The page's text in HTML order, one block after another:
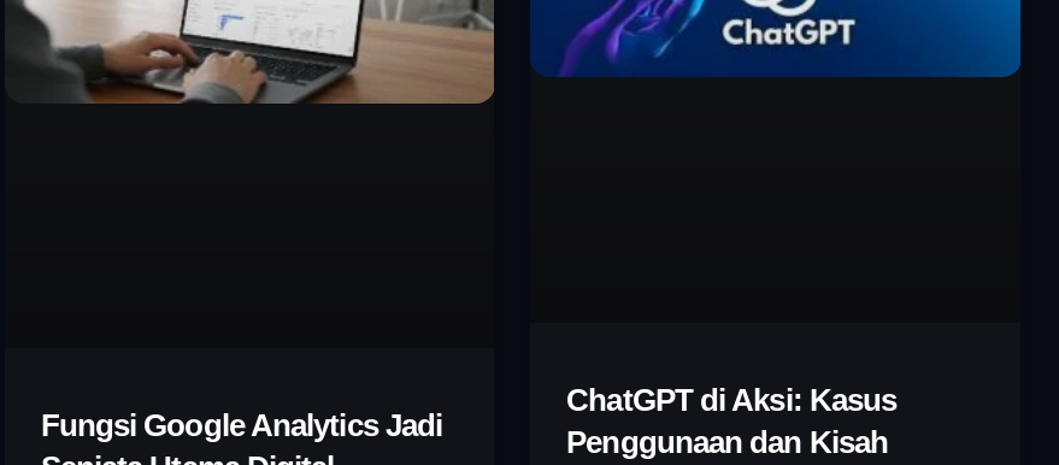
Fungsi Google Analytics Jadi
ChatGPT di Aksi: Kasus
Penggunaan dan Kisah